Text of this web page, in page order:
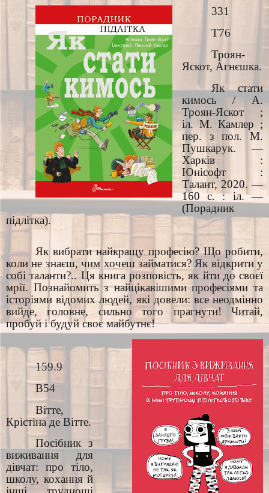
331
Т76
Троян-
Яскот, Агнєшка.
Як стати
кимось / А.
Троян-Яскот ;
іл. М. Камлер ;
пер. з пол. М.
Пушкарук. —
Харків :
Юнісофт :
Талант, 2020. —
160 с. : іл. —
(Порадник
підлітка).
Як вибрати найкращу професію? Що робити,
коли не знаєш, чим хочеш займатися? Як відкрити у
собі таланти?.. Ця книга розповість, як йти до своєї
мрії. Познайомить з найцікавішими професіями та
історіями відомих людей, які довели: все неодмінно
вийде, головне, сильно того прагнути! Читай,
пробуй і будуй своє майбутнє!
159.9
В54
Вітте,
Крістіна де Вітте.
Посібник з
виживання для
дівчат: про тіло,
школу, кохання й